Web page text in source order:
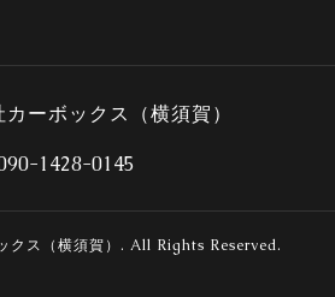
ーボックス（横須賀）
1428-0145
クス（横須賀） . All Rights Reserved.